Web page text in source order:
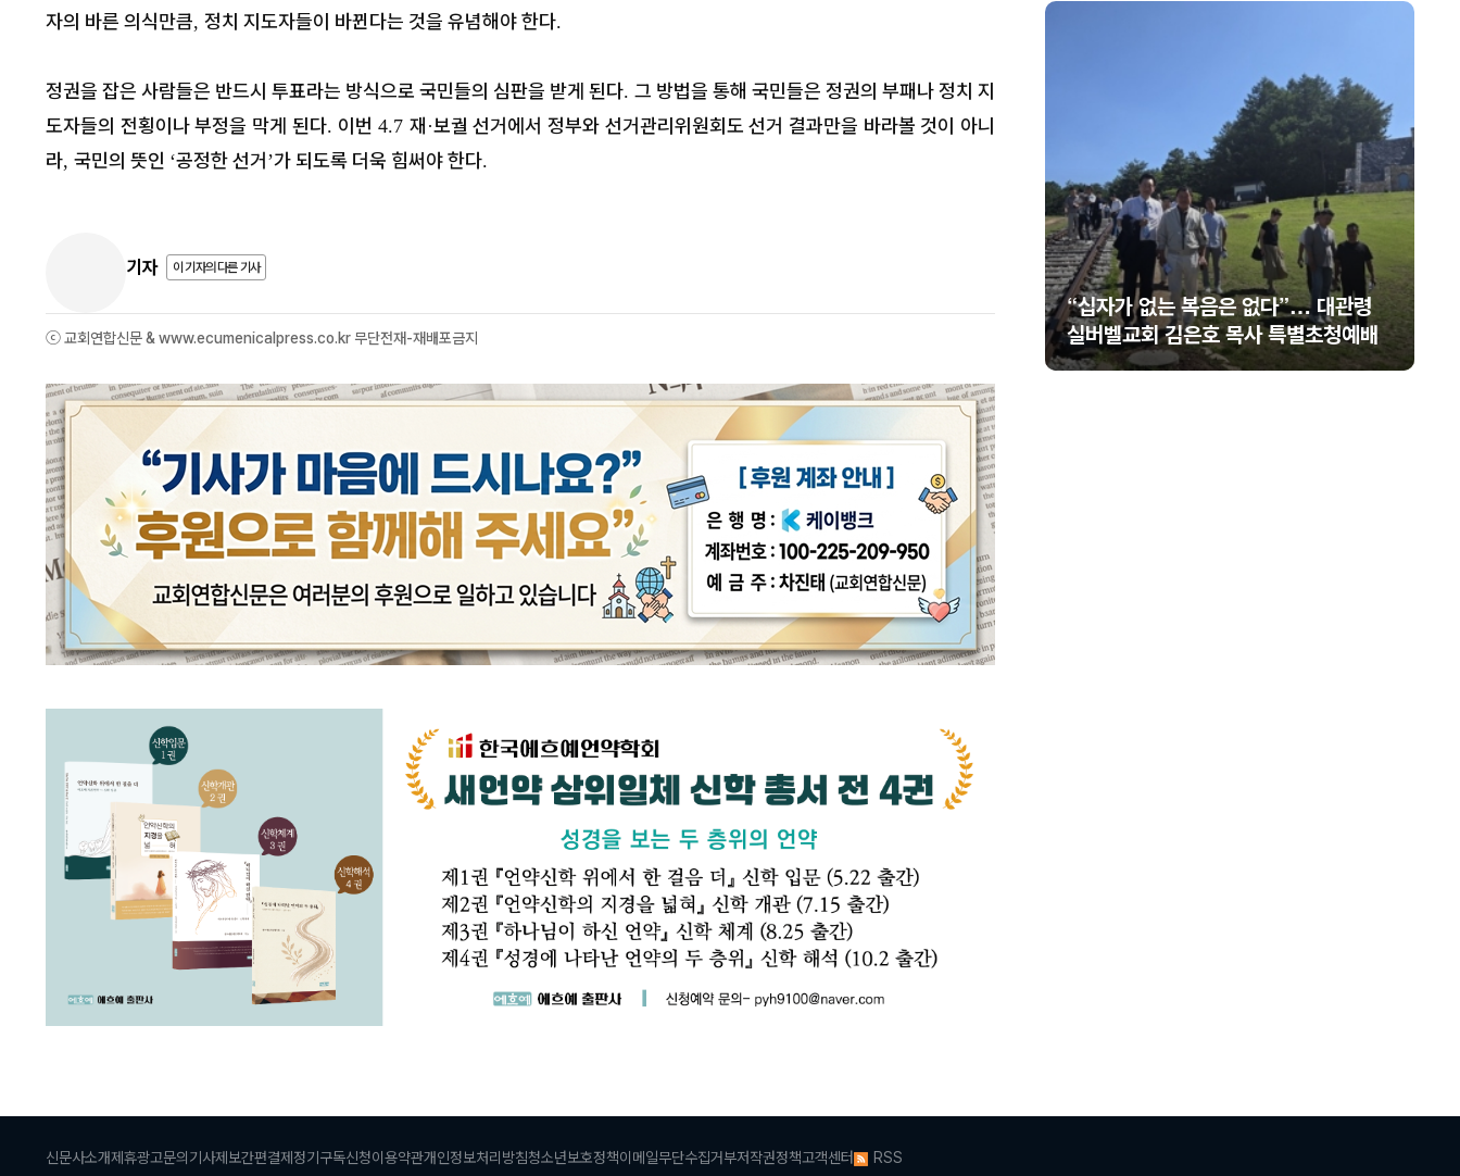
자의 바른 의식만큼, 정치 지도자들이 바뀐다는 것을 유념해야 한다.
정권을 잡은 사람들은 반드시 투표라는 방식으로 국민들의 심판을 받게 된다. 그 방법을 통해 국민들은 정권의 부패나 정치 지
도자들의 전횡이나 부정을 막게 된다. 이번4.7 재 ·보궐 선거에서 정부와 선거관리위원회도 선거 결과만을 바라볼 것이 아니
라, 국민의 뜻인 ‘공정한 선거 ’가 되도록 더욱 힘써야 한다.
기자 이 기자의 다른 기사
ⓒ 교회연합신문 & www.ecumenicalpress.co.kr 무단전재-재배포금지
“십자가 없는 복음은 없다”… 대관령
실버벨교회 김은호 목사 특별초청예배
신문사소개제휴광고문의 기사제보간편결제 정기구독신청이용약관개인정보처리방침청소년보호정책이메일무단수집거부저작권정책고객센터 RSS